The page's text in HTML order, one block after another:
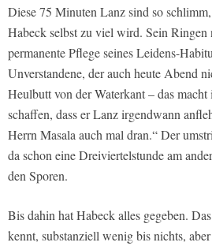
Diese 75 Minuten Lanz sind so
Habeck selbst zu viel wird. Sein Ringen
permanente Pflege seines Leidens-
Unverstandene, der auch heute Abend
Heulbutt von der Waterkant – das macht
schaffen, dass er Lanz irgendwann
Herrn Masala auch mal dran.“ Der
da schon eine Dreiviertelstunde am
den Sporen.
Bis dahin hat Habeck alles gegeben.
kennt, substanziell wenig bis nichts,